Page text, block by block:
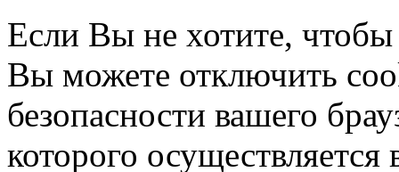
Если Вы не хотите,
Вы можете отключить
безопасности вашего
которого